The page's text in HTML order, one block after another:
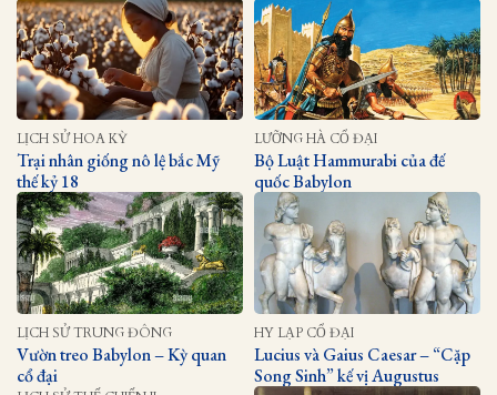
LỊCH SỬ HOA KỲ
Trại nhân giống nô lệ bắc Mỹ
thế kỷ 18
LƯỠNG HÀ CỔ ĐẠI
Bộ Luật Hammurabi của đế
quốc Babylon
LỊCH SỬ TRUNG ĐÔNG
Vườn treo Babylon – Kỳ quan
cổ đại
HY LẠP CỔ ĐẠI
Lucius và Gaius Caesar – “Cặp
Song Sinh” kế vị Augustus